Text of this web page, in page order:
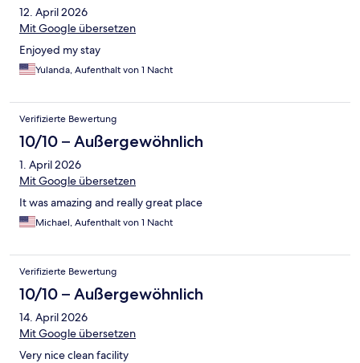
12. April 2026
Mit Google übersetzen
Enjoyed my stay
Yulanda, Aufenthalt von 1 Nacht
Verifizierte Bewertung
10/10 – Außergewöhnlich
1. April 2026
Mit Google übersetzen
It was amazing and really great place
Michael, Aufenthalt von 1 Nacht
Verifizierte Bewertung
10/10 – Außergewöhnlich
14. April 2026
Mit Google übersetzen
Very nice clean facility